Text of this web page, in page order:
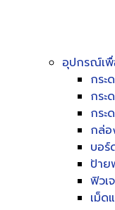
อุปกรณ์เพื่
กระ
กระ
กระ
กล่อ
บอร์
ป้าย
ฟิวเ
เม็ด